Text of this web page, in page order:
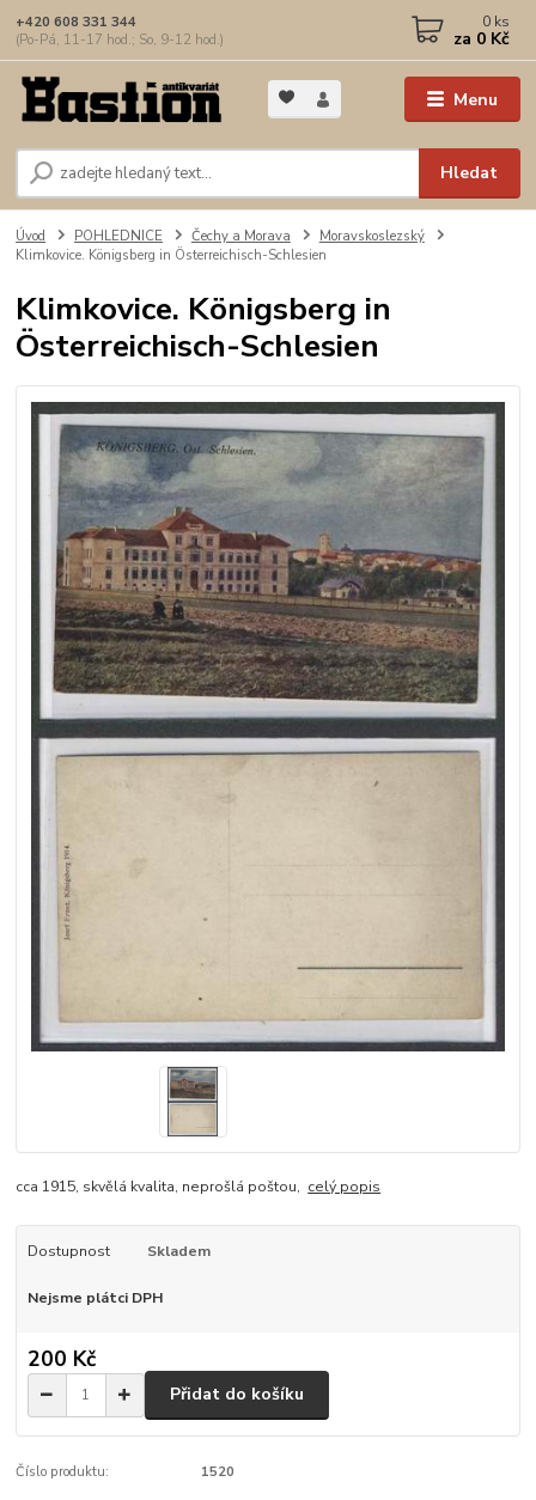
Menu
Hledat
+420 608 331 344
(Po-Pá, 11-17 hod.; So, 9-12 hod.)
0 ks
za 0 Kč
Úvod POHLEDNICE Čechy a Morava
Moravskoslezský
Klimkovice. Königsberg in Österreichisch-Schlesien
Klimkovice. Königsberg in
Österreichisch-Schlesien
cca 1915, skvělá kvalita, neprošlá poštou, celý popis
Dostupnost Skladem
Nejsme plátci DPH
200 Kč
Přidat do košíku
Číslo produktu: 1520